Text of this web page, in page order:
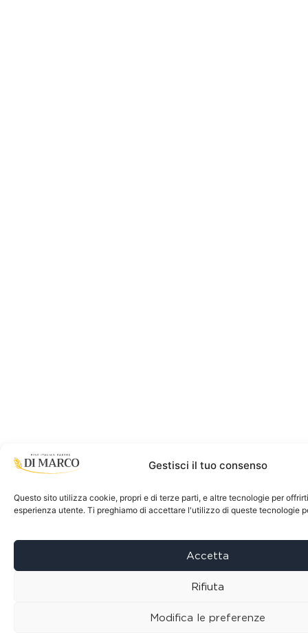
Gestisci il tuo consenso
Questo sito utilizza cookie, propri e di terze parti, e altre tecnologie per
esperienza utente. Ti preghiamo di accettare l'utilizzo di queste tecnologie
Accetta
Rifiuta
Modifica le preferenze